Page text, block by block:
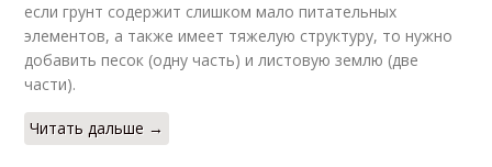
если грунт содержит слишком мало питательных
элементов, а также имеет тяжелую структуру, то нужно
добавить песок (одну часть) и листовую землю (две
части).
Читать дальше →